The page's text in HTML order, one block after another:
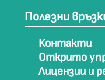
Полезни
Контакти
Открито
Лицензии и